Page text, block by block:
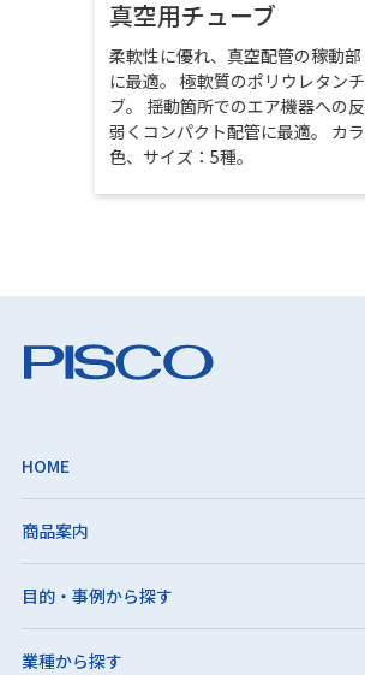
真空用チューブ
柔軟性に優れ、真空配管の稼動
に最適。 極軟質のポリウレタン
ブ。 揺動箇所でのエア機器への
弱くコンパクト配管に最適。 カ
色、サイズ：5種。
HOME
商品案内
目的・事例から探す
業種から探す